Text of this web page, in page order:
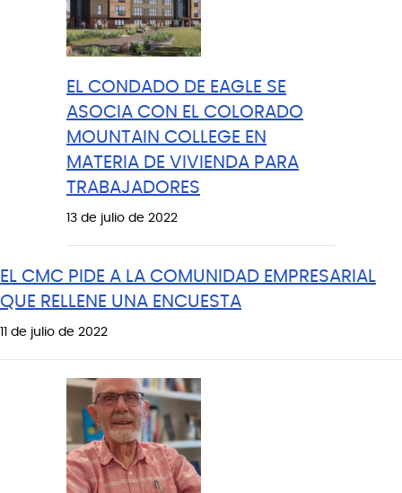
EL CONDADO DE EAGLE SE
ASOCIA CON EL COLORADO
MOUNTAIN COLLEGE EN
MATERIA DE VIVIENDA PARA
TRABAJADORES
13 de julio de 2022
EL CMC PIDE A LA COMUNIDAD EMPRESARIAL
QUE RELLENE UNA ENCUESTA
11 de julio de 2022